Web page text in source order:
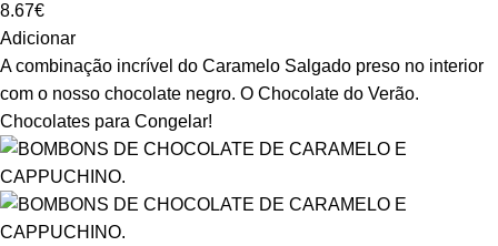
8.67€
Adicionar
A combinação incrível do Caramelo Salgado preso no interior
com o nosso chocolate negro. O Chocolate do Verão.
Chocolates para Congelar!